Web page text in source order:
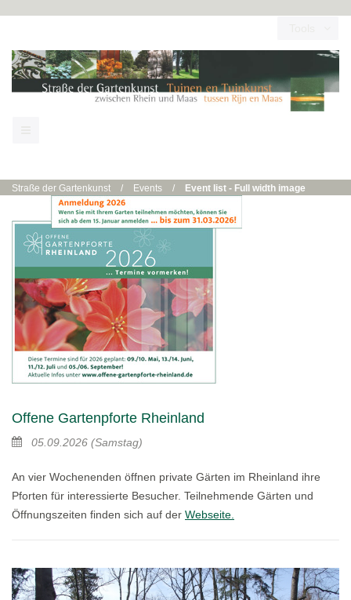
Straße der Gartenkunst / Events / Event list - Full width image
Offene Gartenpforte Rheinland
05.09.2026 (Samstag)
An vier Wochenenden öffnen private Gärten im Rheinland ihre
Pforten für interessierte Besucher. Teilnehmende Gärten und
Öffnungszeiten finden sich auf der Webseite.